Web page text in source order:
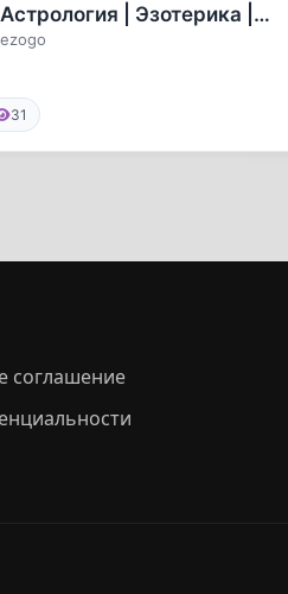
Астрология | Эзотерика |
Таро
ezogo
31
соглашение